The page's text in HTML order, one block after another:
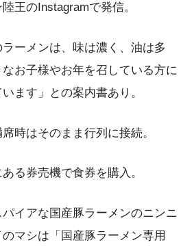
王のInstagramで発信。
ーメンは、味は濃く、油は多
お子様やお年を召している方に
ます」との案内書あり。
時はそのまま行列に接続。
る券売機で食券を購入。
イアな国産豚ラーメンのニンニ
マシは「国産豚ラーメン専用